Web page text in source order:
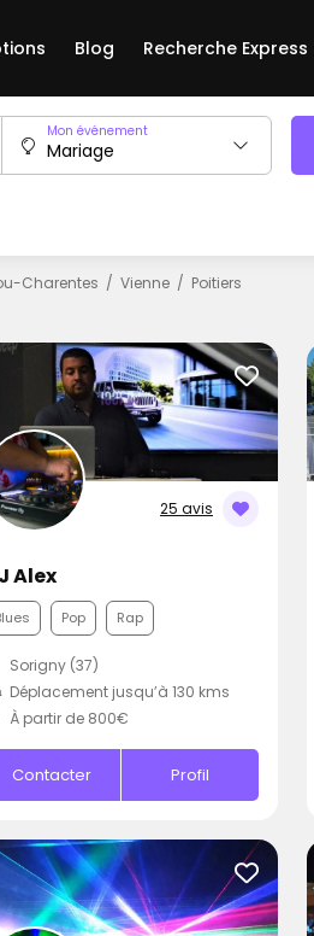
Blog Recherche Express
Mon événement
Charentes Vienne Poitiers
25 avis
Alex
Pop Rap
Sorigny (37)
Déplacement jusqu’à 130 kms
À partir de 800€
Contacter Profil